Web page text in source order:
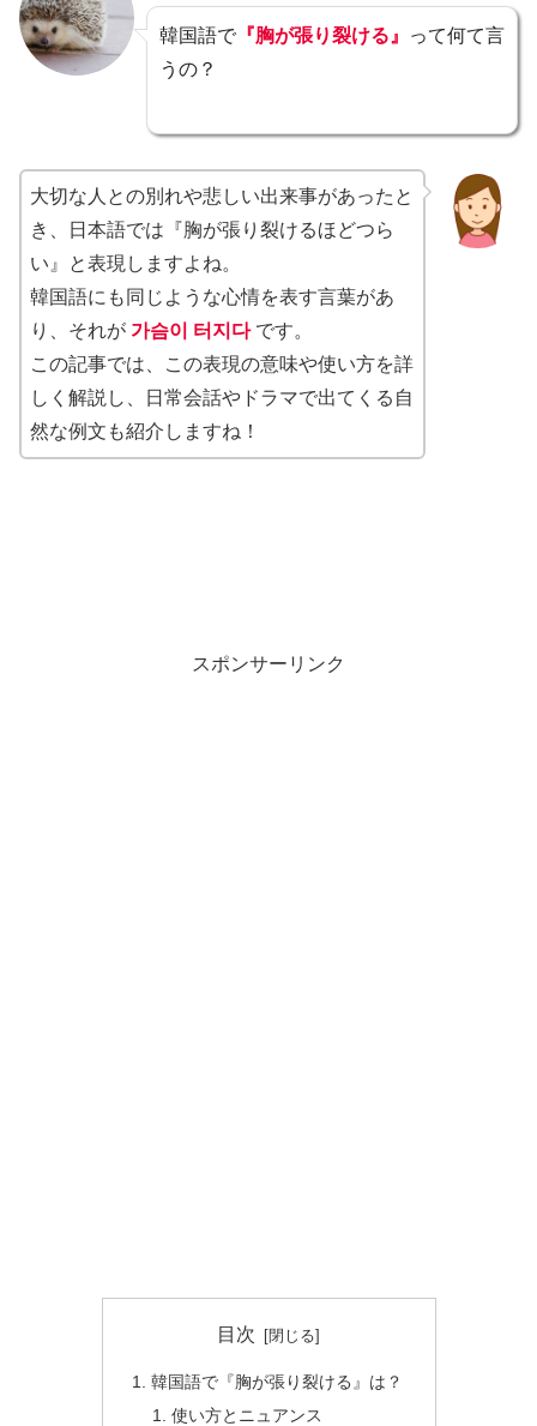
韓国語で 『胸が張り裂ける』
って何て言
うの？
大切な人との別れや悲しい出来事があったと
き、日本語では『胸が張り裂けるほどつら
い』と表現しますよね。
韓国語にも同じような心情を表す言葉があ
り、それが 가슴이 터지다です。
この記事では、この表現の意味や使い方を詳
しく解説し、日常会話やドラマで出てくる自
然な例文も紹介しますね！
スポンサーリンク
目次
韓国語で『胸が張り裂ける』は？
使い方とニュアンス